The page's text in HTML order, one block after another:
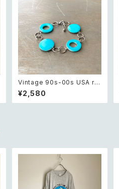
Vintage 90s-00s USA ret
ro blue shell beads brac
elet レトロ アメリカ ヴィンテ
ージ アクセサリー ブルー シ
¥2,580